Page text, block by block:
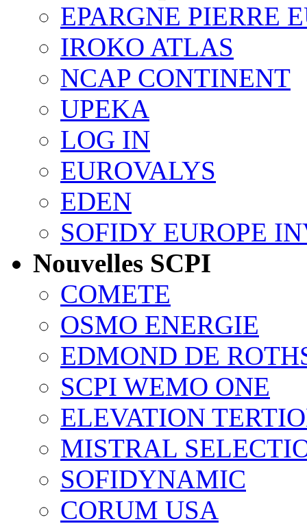
EPARGNE PIERRE
IROKO ATLAS
NCAP CONTINENT
UPEKA
LOG IN
EUROVALYS
EDEN
SOFIDY EUROPE
Nouvelles SCPI
COMETE
OSMO ENERGIE
EDMOND DE
SCPI WEMO ONE
ELEVATION
MISTRAL
SOFIDYNAMIC
CORUM USA